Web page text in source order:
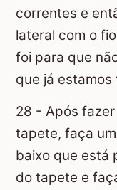
correntes e
lateral com o
foi para que
que já
28 - Após
tapete, faça
baixo que está
do tapete e